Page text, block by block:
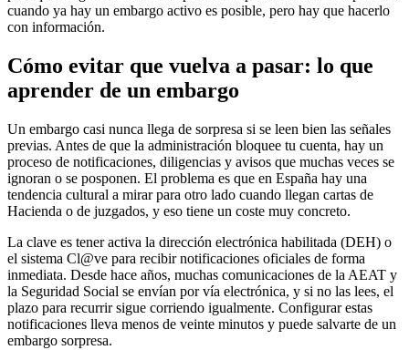
cuando ya hay un embargo activo es posible, pero hay que hacerlo
con información.
Cómo evitar que vuelva a pasar: lo que
aprender de un embargo
Un embargo casi nunca llega de sorpresa si se leen bien las señales
previas. Antes de que la administración bloquee tu cuenta, hay un
proceso de notificaciones, diligencias y avisos que muchas veces se
ignoran o se posponen. El problema es que en España hay una
tendencia cultural a mirar para otro lado cuando llegan cartas de
Hacienda o de juzgados, y eso tiene un coste muy concreto.
La clave es tener activa la dirección electrónica habilitada (DEH) o
el sistema Cl@ve para recibir notificaciones oficiales de forma
inmediata. Desde hace años, muchas comunicaciones de la AEAT y
la Seguridad Social se envían por vía electrónica, y si no las lees, el
plazo para recurrir sigue corriendo igualmente. Configurar estas
notificaciones lleva menos de veinte minutos y puede salvarte de un
embargo sorpresa.